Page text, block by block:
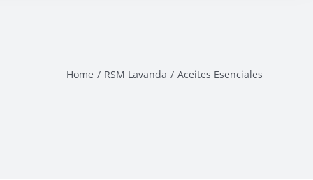
Home RSM Lavanda Aceites Esenciales